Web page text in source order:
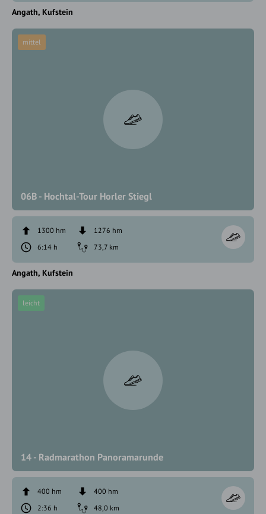
Angath Kufstein
06B - Hochtal-Tour Horler Stiegl
mittel
1300 hm
1276 hm
6:14 h
73,7 km
Angath Kufstein
14 - Radmarathon Panoramarunde
leicht
400 hm
400 hm
2:36 h
48,0 km